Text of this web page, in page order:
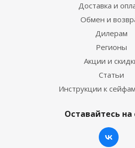
Доставка и
Обмен и
Дилерам
Регионы
Акции и
Статьи
Инструкции к
Оставайтесь на